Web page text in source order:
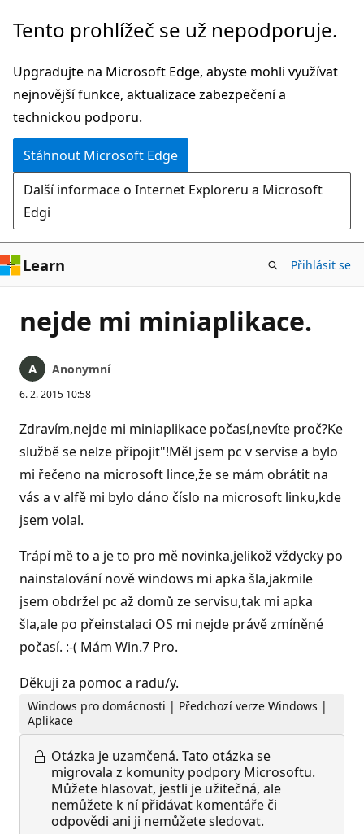
Přeskočit
hlavní
obsah
Tento prohlížeč se už nepodporuje.
Upgradujte na Microsoft Edge, abyste mohli využívat
nejnovější funkce, aktualizace zabezpečení a
technickou podporu.
Stáhnout Microsoft Edge
Další informace o Internet Exploreru a Microsoft
Edgi
Learn Přihlásit se
nejde mi miniaplikace.
Anonymní
6. 2. 2015 10:58
Zdravím,nejde mi miniaplikace počasí,nevíte proč?Ke
službě se nelze připojit"!Měl jsem pc v servise a bylo
mi řečeno na microsoft lince,že se mám obrátit na
vás a v alfě mi bylo dáno číslo na microsoft linku,kde
jsem volal.
Trápí mě to a je to pro mě novinka,jelikož vždycky po
nainstalování nově windows mi apka šla,jakmile
jsem obdržel pc až domů ze servisu,tak mi apka
šla,ale po přeinstalaci OS mi nejde právě zmíněné
počasí. :-( Mám Win.7 Pro.
Děkuji za pomoc a radu/y.
Windows pro domácnosti | Předchozí verze Windows |
Aplikace
Otázka je uzamčená. Tato otázka se
migrovala z komunity podpory Microsoftu.
Můžete hlasovat, jestli je užitečná, ale
nemůžete k ní přidávat komentáře či
odpovědi ani ji nemůžete sledovat.